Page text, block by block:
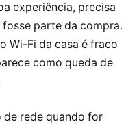
experiência, precisa
parte da compra.
Wi-Fi da casa é fraco
como queda de
de rede quando for